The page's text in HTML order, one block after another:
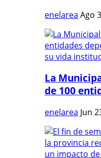
enelarea Ago
La
de 100
enelarea Jun